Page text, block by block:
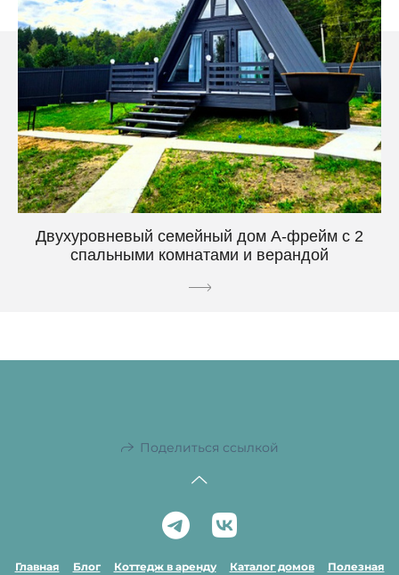
Двухуровневый семейный дом А-фрейм с 2
спальными комнатами и верандой
Поделиться ссылкой
Главная Блог Коттедж в аренду Каталог домов
Полезная